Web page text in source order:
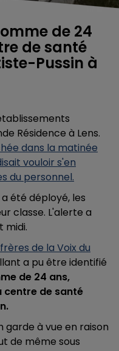
de 24
de santé
Pussin à
Résidence à Lens.
dans la matinée
vouloir s'en
du personnel.
été déployé, les
classe. L'alerte a
midi.
de la Voix du
a pu être identifié
de 24 ans,
de santé
garde à vue en raison
de même sous